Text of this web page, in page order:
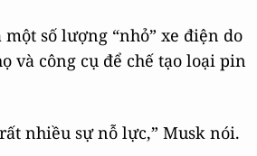
số lượng “nhỏ” xe điện do
và công cụ để chế tạo loại pin
nhiều sự nỗ lực,” Musk nói.